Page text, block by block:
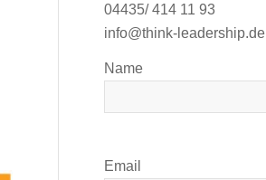
04435/ 414 11 93
info@think-leadership.de
Name
Email